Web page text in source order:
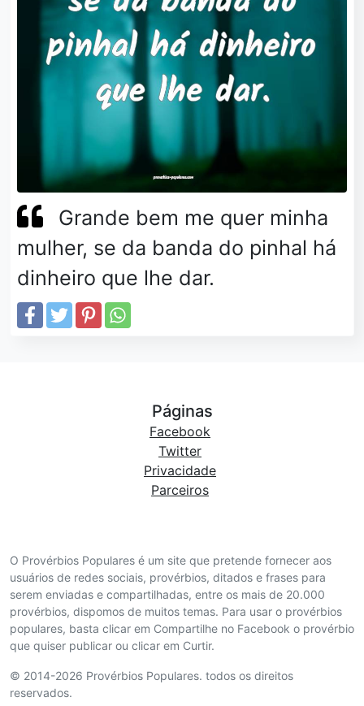
Grande bem me quer minha
mulher, se da banda do pinhal há
dinheiro que lhe dar.
O Provérbios Populares é um site que pretende fornecer aos
usuários de redes sociais, provérbios, ditados e frases para
serem enviadas e compartilhadas, entre os mais de 20.000
provérbios, dispomos de muitos temas. Para usar o provérbios
populares, basta clicar em Compartilhe no Facebook o provérbio
que quiser publicar ou clicar em Curtir.
© 2014-2026 Provérbios Populares. todos os direitos
reservados.
Páginas
Facebook
Twitter
Privacidade
Parceiros